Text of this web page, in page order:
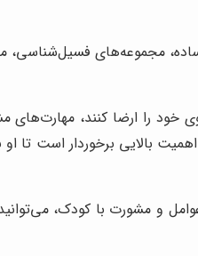
مجموعه‌های فسیل‌شناسی،
را ارضا کنند، مهارت‌های
بالایی برخوردار است تا او
و مشورت با کودک،